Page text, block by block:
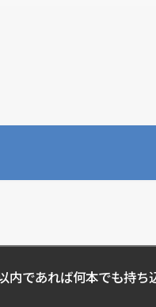
内であれば何本でも持ち